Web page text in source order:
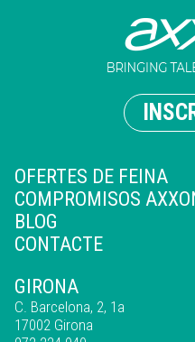
OFERTES DE FEINA
COMPROMISOS
BLOG
CONTACTE
GIRONA
C. Barcelona, 2, 1a
17002 Girona